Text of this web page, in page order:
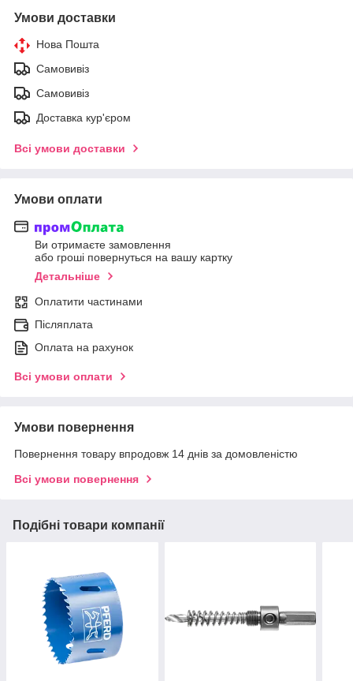
Умови доставки
Нова Пошта
Самовивіз
Самовивіз
Доставка кур'єром
Всі умови доставки
Умови оплати
Ви отримаєте замовлення
або гроші повернуться на вашу картку
Детальніше
Оплатити частинами
Післяплата
Оплата на рахунок
Всі умови оплати
Умови повернення
Повернення товару впродовж 14 днів за домовленістю
Всі умови повернення
Подібні товари компанії